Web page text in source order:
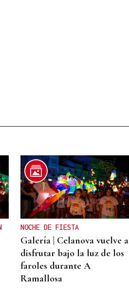
NOCHE DE FIESTA
Galería | Celanova vuelve a
disfrutar bajo la luz de los
faroles durante A
Ramallosa